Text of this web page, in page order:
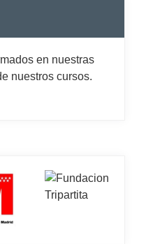
en nuestras
nuestros cursos.